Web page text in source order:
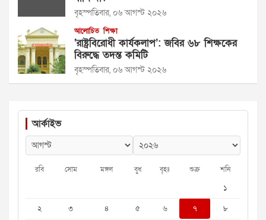
বৃহস্পতিবার, ০৬ আগস্ট ২০২৬
আলোচিত শিক্ষা
‘রাষ্ট্রবিরোধী কার্যকলাপ’: জবির ৬৮ শিক্ষকের
বিরুদ্ধে তদন্ত কমিটি
বৃহস্পতিবার, ০৬ আগস্ট ২০২৬
আর্কাইভ
রবি সোম মঙ্গল বুধ বৃহঃ শুক্র শনি
১
২
৩ ৪ ৫ ৬ ৭ ৮